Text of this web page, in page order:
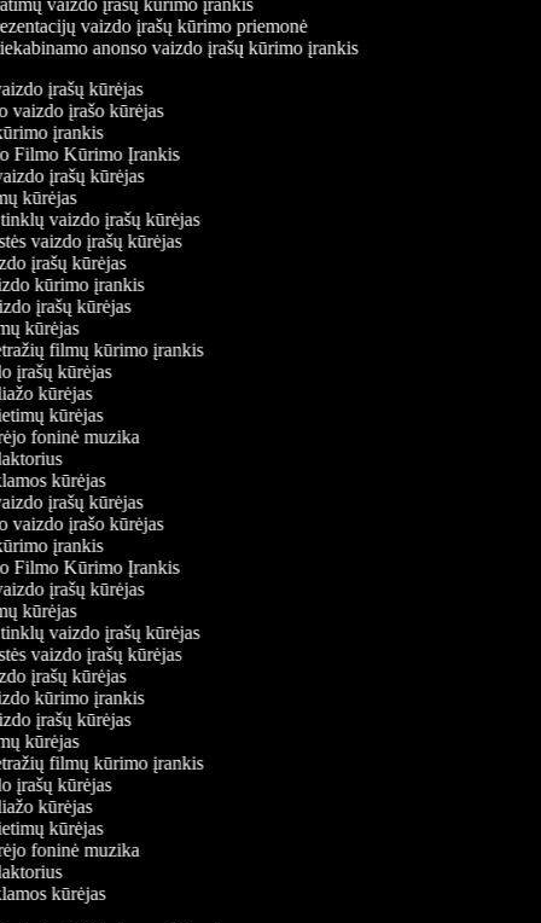
vaizdo įrašų kūrimo įrankis
vaizdo įrašų kūrimo priemonė
anonso vaizdo įrašų kūrimo įrankis
įrašų kūrėjas
vaizdo įrašo kūrėjas
įrankis
Filmo Kūrimo Įrankis
įrašų kūrėjas
kūrėjas
tinklų vaizdo įrašų kūrėjas
vaizdo įrašų kūrėjas
įrašų kūrėjas
kūrimo įrankis
įrašų kūrėjas
kūrėjas
filmų kūrimo įrankis
įrašų kūrėjas
kūrėjas
kūrėjas
foninė muzika
kūrėjas
įrašų kūrėjas
vaizdo įrašo kūrėjas
įrankis
Filmo Kūrimo Įrankis
įrašų kūrėjas
kūrėjas
tinklų vaizdo įrašų kūrėjas
vaizdo įrašų kūrėjas
įrašų kūrėjas
kūrimo įrankis
įrašų kūrėjas
kūrėjas
filmų kūrimo įrankis
įrašų kūrėjas
kūrėjas
kūrėjas
foninė muzika
kūrėjas